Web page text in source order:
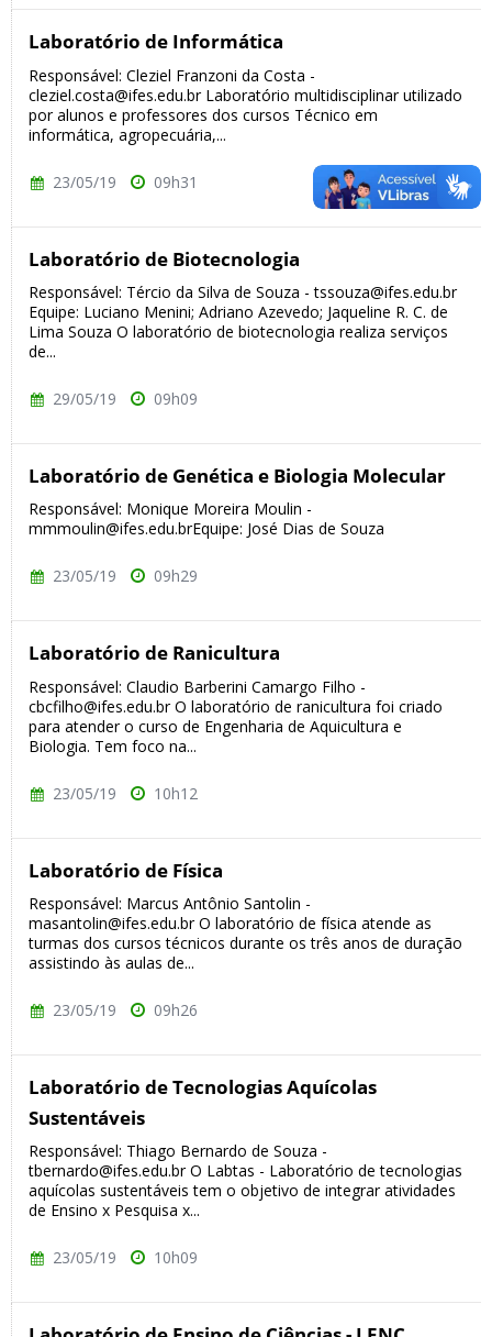
Laboratório de Informática
Responsável: Cleziel Franzoni da Costa -
cleziel.costa@ifes.edu.br Laboratório multidisciplinar utilizado
por alunos e professores dos cursos Técnico em
informática, agropecuária,...
23/05/19 09h31
Laboratório de Biotecnologia
Responsável: Tércio da Silva de Souza - tssouza@ifes.edu.br
Equipe: Luciano Menini; Adriano Azevedo; Jaqueline R. C. de
Lima Souza O laboratório de biotecnologia realiza serviços
de...
29/05/19 09h09
Laboratório de Genética e Biologia Molecular
Responsável: Monique Moreira Moulin -
mmmoulin@ifes.edu.brEquipe: José Dias de Souza
23/05/19 09h29
Laboratório de Ranicultura
Responsável: Claudio Barberini Camargo Filho -
cbcfilho@ifes.edu.br O laboratório de ranicultura foi criado
para atender o curso de Engenharia de Aquicultura e
Biologia. Tem foco na...
23/05/19 10h12
Laboratório de Física
Responsável: Marcus Antônio Santolin -
masantolin@ifes.edu.br O laboratório de física atende as
turmas dos cursos técnicos durante os três anos de duração
assistindo às aulas de...
23/05/19 09h26
Laboratório de Tecnologias Aquícolas
Sustentáveis
Responsável: Thiago Bernardo de Souza -
tbernardo@ifes.edu.br O Labtas - Laboratório de tecnologias
aquícolas sustentáveis tem o objetivo de integrar atividades
de Ensino x Pesquisa x...
23/05/19 10h09